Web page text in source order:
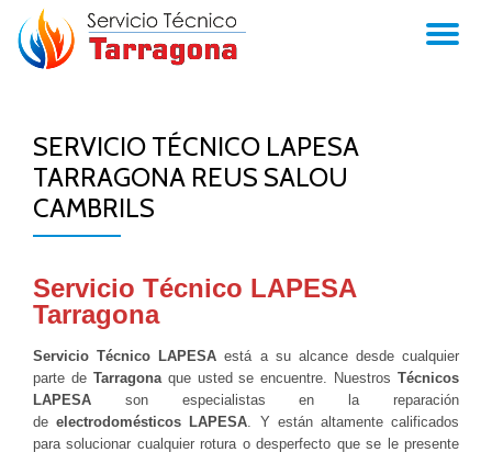
Skip
SERVICIO TÉCNICO LAPESA
TARRAGONA REUS SALOU
CAMBRILS
Servicio Técnico LAPESA
Tarragona
Servicio Técnico LAPESA está a su alcance desde cualquier
parte de Tarragonaque usted se encuentre. Nuestros Técnicos
LAPESA son especialistas en la reparación
deelectrodomésticos LAPESA. Y están altamente calificados
para solucionar cualquier rotura o desperfecto que se le presente